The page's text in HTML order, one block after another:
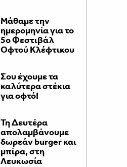
Μάθαμε την
ημερομηνία για το
5ο Φεστιβάλ
Οφτού Κλέφτικου
Σου έχουμε τα
καλύτερα στέκια
για οφτό!
Τη Δευτέρα
απολαμβάνουμε
δωρεάν burger και
μπίρα, στη
Λευκωσία